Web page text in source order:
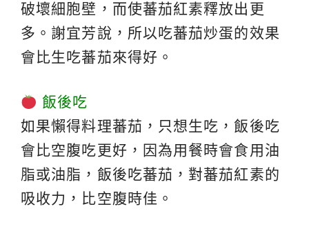
破壞細胞壁，而使蕃茄紅素釋放出更
多。謝宜芳說，所以吃蕃茄炒蛋的效果
會比生吃蕃茄來得好。
飯後吃
如果懶得料理蕃茄，只想生吃，飯後吃
會比空腹吃更好，因為用餐時會食用油
脂或油脂，飯後吃蕃茄，對蕃茄紅素的
吸收力，比空腹時佳。